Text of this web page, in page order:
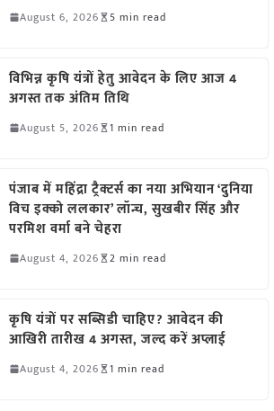
August 6, 2026 5 min read
विभिन्न कृषि यंत्रों हेतु आवेदन के लिए आज 4
अगस्त तक अंतिम तिथि
August 5, 2026 1 min read
पंजाब में महिंद्रा ट्रैक्टर्स का नया अभियान ‘दुनिया
विच इक्को ललकार’ लॉन्च, सुखबीर सिंह और
परमिश वर्मा बने चेहरा
August 4, 2026 2 min read
कृषि यंत्रों पर सब्सिडी चाहिए? आवेदन की
आखिरी तारीख 4 अगस्त, जल्द करें अप्लाई
August 4, 2026 1 min read